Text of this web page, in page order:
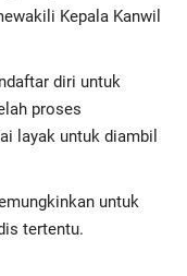
Kepala Kanwil
diri untuk
proses
layak untuk diambil
untuk
tertentu.